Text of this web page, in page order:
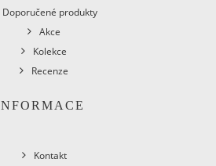
Doporučené produkty
Akce
Kolekce
Recenze
Kontakt